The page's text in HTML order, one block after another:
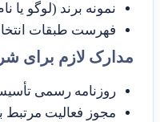
نمونه برند (لوگو یا
فهرست طبقات
مدارک لازم برای
روزنامه رسمی
مجوز فعالیت مرتبط